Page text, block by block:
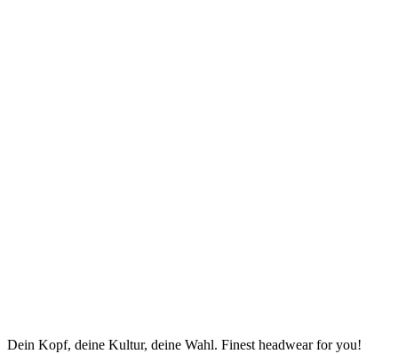
Dein Kopf, deine Kultur, deine Wahl. Finest headwear for you!